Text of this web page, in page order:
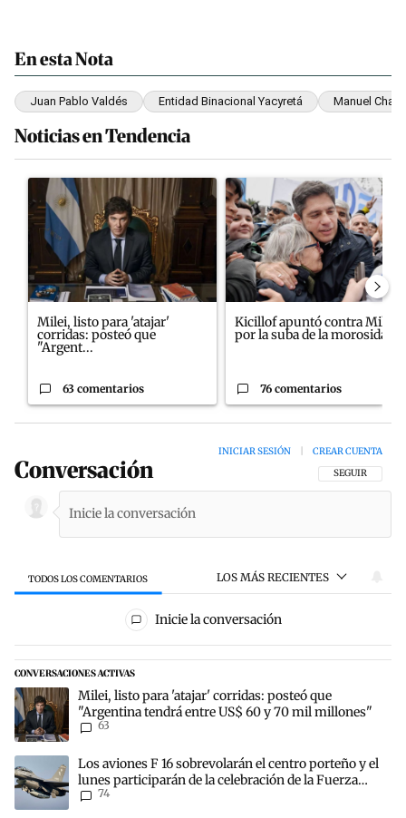
En esta Nota
Juan Pablo Valdés Entidad Binacional Yacyretá Manuel
Noticias en Tendencia
Este listado muestra los artículos con más comentarios en los
Un artículo de tendencia con el título "Milei, listo para 'atajar'
Milei, listo para 'atajar'
corridas: posteó que
"Argent...
63 comentarios
Un artículo de tendencia con
Kicillof apuntó contra Milei
por la suba de la morosida...
76 comentarios
Conversación SIGA ESTA
SEGUIR
INICIAR SESIÓN CREAR CUENTA
TODOS LOS COMENTARIOS LOS MÁS RECIENTES
Todos los comentarios
Inicie la conversación
CONVERSACIONES ACTIVAS
Este listado muestra los artículos con más comentarios en los
Un artículo de tendencia con el título "Milei, listo para 'atajar'
Milei, listo para 'atajar' corridas: posteó que
"Argentina tendrá entre US$ 60 y 70 mil millones"
63
Un artículo de tendencia con el título "Los aviones F 16
Los aviones F 16 sobrevolarán el centro porteño y el
lunes participarán de la celebración de la Fuerza
Aérea
74